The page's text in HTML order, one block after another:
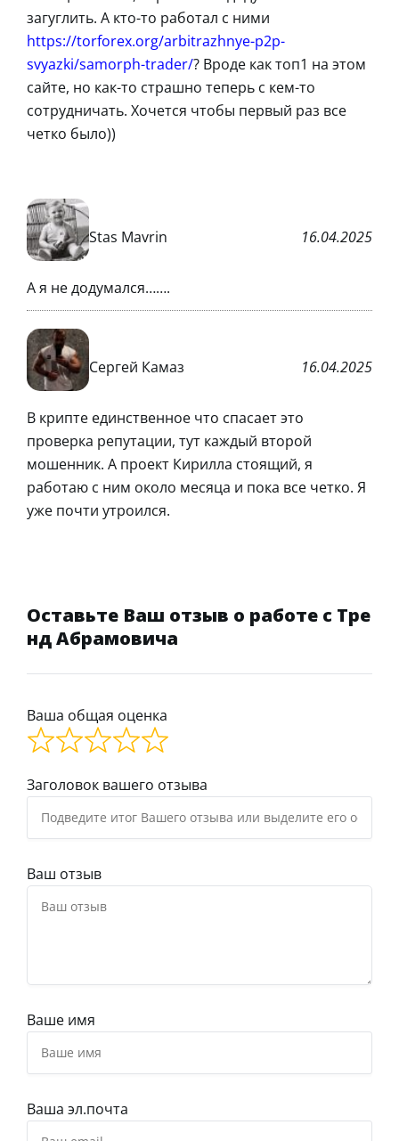
загуглить. А кто-то работал с ними
https://torforex.org/arbitrazhnye-p2p-
svyazki/samorph-trader/? Вроде как топ1 на этом
сайте, но как-то страшно теперь с кем-то
сотрудничать. Хочется чтобы первый раз все
четко было))
Stas Mavrin 16.04.2025
А я не додумался…….
Сергей Камаз 16.04.2025
В крипте единственное что спасает это
проверка репутации, тут каждый второй
мошенник. А проект Кирилла стоящий, я
работаю с ним около месяца и пока все четко. Я
уже почти утроился.
Оставьте Ваш отзыв о работе с Тре
нд Абрамовича
Ваша общая оценка
Заголовок вашего отзыва
Ваш отзыв
Ваше имя
Ваша эл.почта